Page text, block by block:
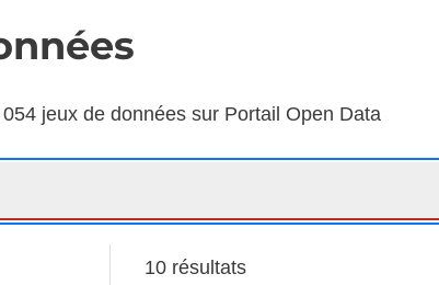
jeux de données sur Portail Open Data
10 résultats